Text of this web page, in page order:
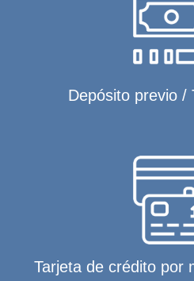
Depósito previo /
Tarjeta de crédito por